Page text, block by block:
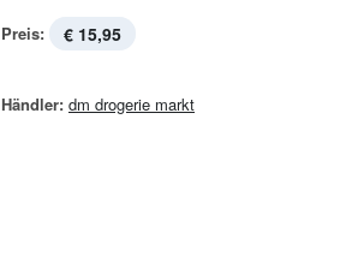
Preis: € 15,95
Händler: dm drogerie markt